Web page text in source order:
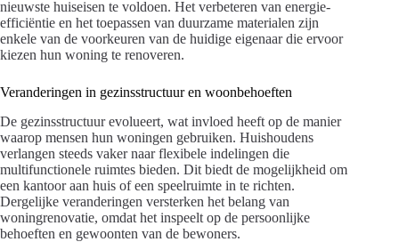
nieuwste huiseisen te voldoen. Het verbeteren van energie-
efficiëntie en het toepassen van duurzame materialen zijn
enkele van de voorkeuren van de huidige eigenaar die ervoor
kiezen hun woning te renoveren.
Veranderingen in gezinsstructuur en woonbehoeften
De gezinsstructuur evolueert, wat invloed heeft op de manier
waarop mensen hun woningen gebruiken. Huishoudens
verlangen steeds vaker naar flexibele indelingen die
multifunctionele ruimtes bieden. Dit biedt de mogelijkheid om
een kantoor aan huis of een speelruimte in te richten.
Dergelijke veranderingen versterken het belang van
woningrenovatie, omdat het inspeelt op de persoonlijke
behoeften en gewoonten van de bewoners.